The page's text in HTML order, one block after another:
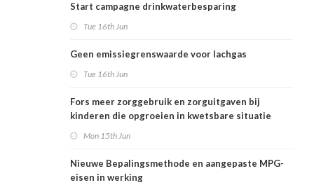
Start campagne drinkwaterbesparing
Tue 16th Jun
Geen emissiegrenswaarde voor lachgas
Tue 16th Jun
Fors meer zorggebruik en zorguitgaven bij
kinderen die opgroeien in kwetsbare situatie
Mon 15th Jun
Nieuwe Bepalingsmethode en aangepaste MPG-
eisen in werking